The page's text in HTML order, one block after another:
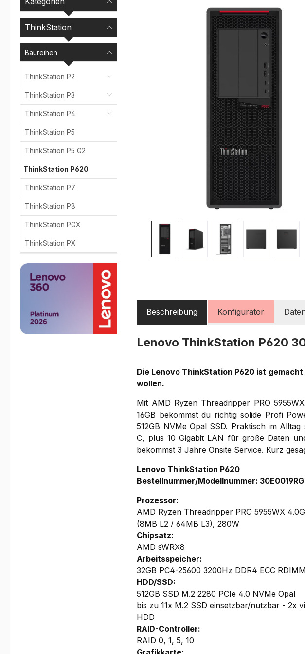
ThinkStation
Baureihen
ThinkStation P2
ThinkStation P3
ThinkStation P4
ThinkStation P5
ThinkStation P5 G2
ThinkStation P620
ThinkStation P7
ThinkStation P8
ThinkStation PGX
ThinkStation PX
Bildergalerie überspringen
Beschreibung Konfigurator
Lenovo ThinkStation P620
Die Lenovo ThinkStation P620 ist
wollen.
Mit AMD Ryzen Threadripper PRO
16GB bekommst du richtig solide Profi
512GB NVMe Opal SSD. Praktisch im
C, plus 10 Gigabit LAN für große Daten
bekommst 3 Jahre Onsite Service. Kurz
Lenovo ThinkStation P620
Bestellnummer/Modellnummer:
Prozessor:
AMD Ryzen Threadripper PRO 5955WX
(8MB L2 / 64MB L3), 280W
Chipsatz:
AMD sWRX8
Arbeitsspeicher:
32GB PC4-25600 3200Hz DDR4 ECC
HDD/SSD:
512GB SSD M.2 2280 PCIe 4.0 NVMe Opal
bis zu 11x M.2 SSD einsetzbar/nutzbar - 2x
HDD
RAID-Controller:
RAID 0, 1, 5, 10
Grafikkarte: